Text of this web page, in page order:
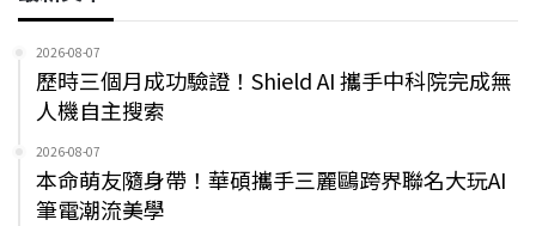
2026-08-07
歷時三個月成功驗證！Shield AI 攜手中科院完成無
人機自主搜索
2026-08-07
本命萌友隨身帶！華碩攜手三麗鷗跨界聯名大玩AI
筆電潮流美學